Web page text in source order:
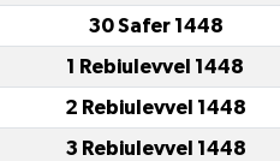
30 Safer 1448
1 Rebiulevvel 1448
2 Rebiulevvel 1448
3 Rebiulevvel 1448